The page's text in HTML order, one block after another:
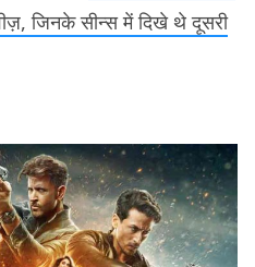
जिनके सीन्स में दिखे थे दूसरी